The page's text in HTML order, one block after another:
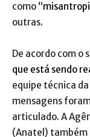
como “
outras.
De acordo com o
que está sendo
equipe técnica
mensagens
articulado. A
(Anatel) também